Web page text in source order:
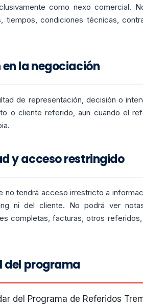
como nexo comercial.
tiempos, condiciones técnicas,
la negociación
de representación, decisión o
o cliente referido, aun cuando el
y acceso restringido
no tendrá acceso irrestricto a
ni del cliente. No podrá ver
completas, facturas, otros
del programa
del Programa de Referidos